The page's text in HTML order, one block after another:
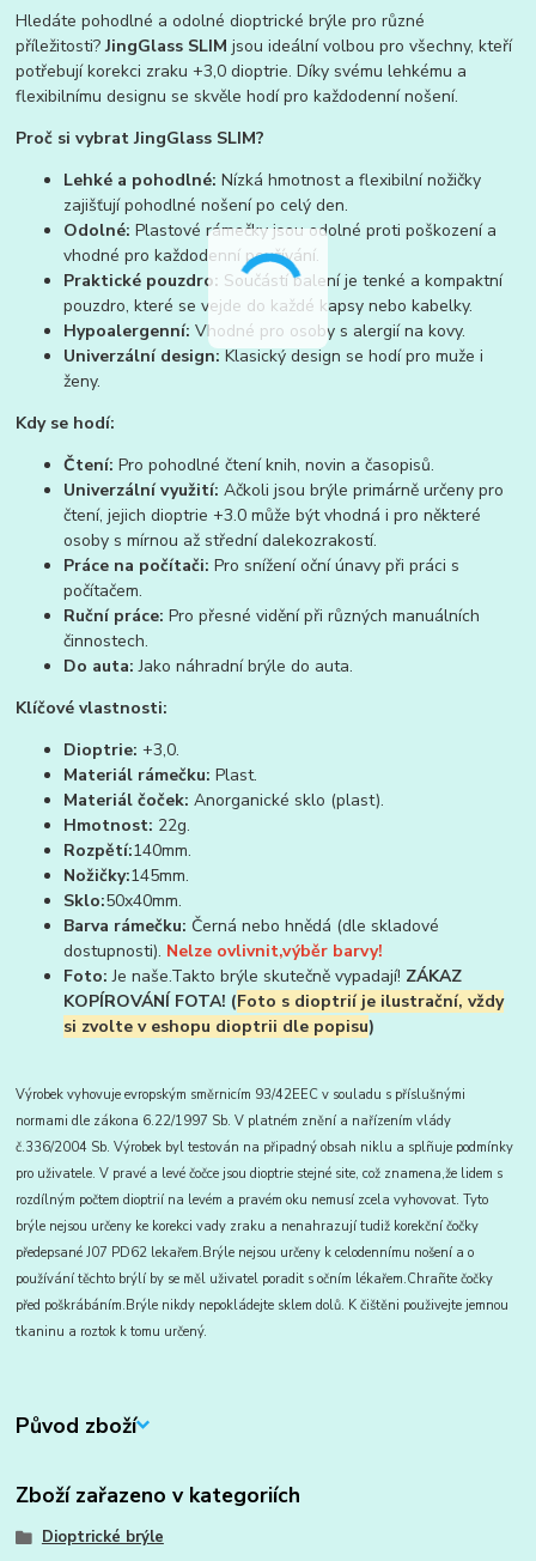
Hledáte pohodlné a odolné dioptrické brýle pro různé
příležitosti?JingGlass SLIM jsou ideální volbou pro všechny, kteří
potřebují korekci zraku +3,0 dioptrie. Díky svému lehkému a
flexibilnímu designu se skvěle hodí pro každodenní nošení.
Proč si vybrat JingGlass SLIM?
Lehké a pohodlné: Nízká hmotnost a flexibilní nožičky
zajišťují pohodlné nošení po celý den.
Odolné: Plastové rámečky jsou odolné proti poškození a
vhodné pro každodenní používání.
Praktické pouzdro: Součástí balení je tenké a kompaktní
pouzdro, které se vejde do každé kapsy nebo kabelky.
Hypoalergenní: Vhodné pro osoby s alergií na kovy.
Univerzální design:Klasický design se hodí pro muže i
ženy.
Kdy se hodí:
Čtení: Pro pohodlné čtení knih, novin a časopisů.
Univerzální využití: Ačkoli jsou brýle primárně určeny pro
čtení, jejich dioptrie +3.0 může být vhodná i pro některé
osoby s mírnou až střední dalekozrakostí.
Práce na počítači: Pro snížení oční únavy při práci s
počítačem.
Ruční práce: Pro přesné vidění při různých manuálních
činnostech.
Do auta: Jako náhradní brýle do auta.
Klíčové vlastnosti:
Dioptrie: +3,0.
Materiál rámečku: Plast.
Materiál čoček: Anorganické sklo (plast).
Hmotnost: 22g.
Rozpětí:140mm.
Nožičky:145mm.
Sklo:50x40mm.
Barva rámečku: Černá nebo hnědá (dle skladové
dostupnosti). Nelze ovlivnit,výběr barvy!
Foto:Je naše.Takto brýle skutečně vypadají! ZÁKAZ
KOPÍROVÁNÍ FOTA! (Foto s dioptrií je ilustrační, vždy
si zvolte v eshopu dioptrii dle popisu)
Výrobek vyhovuje evropským směrnicím 93/42EEC v souladu s příslušnými
normami dle zákona 6.22/1997 Sb. V platném znění a nařízením vlády
č.336/2004 Sb. Výrobek byl testován na připadný obsah niklu a splñuje podmínky
pro uživatele. V pravé a levé čočce jsou dioptrie stejné site, což znamena,že lidem s
rozdílným počtem dioptrií na levém a pravém oku nemusí zcela vyhovovat. Tyto
brýle nejsou určeny ke korekci vady zraku a nenahrazují tudiž korekční čočky
předepsané J07 PD62 lekařem.Brýle nejsou určeny k celodennímu nošení a o
používání těchto brýlí by se měl uživatel poradit s očním lékařem.Chrañte čočky
před poškrábáním.Brýle nikdy nepokládejte sklem dolů. K čištěni použivejte jemnou
tkaninu a roztok k tomu určený.
Původ zboží
Zboží zařazeno v kategoriích
Dioptrické brýle